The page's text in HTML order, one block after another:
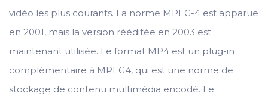
vidéo les plus courants. La norme MPEG-4 est apparue
en 2001, mais la version rééditée en 2003 est
maintenant utilisée. Le format MP4 est un plug-in
complémentaire à MPEG4, qui est une norme de
stockage de contenu multimédia encodé. Le